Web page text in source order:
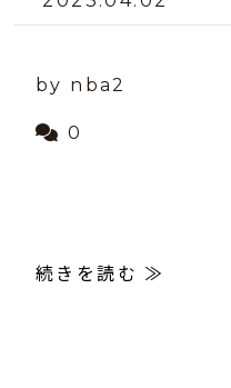
by nba2
0
続きを読む ≫